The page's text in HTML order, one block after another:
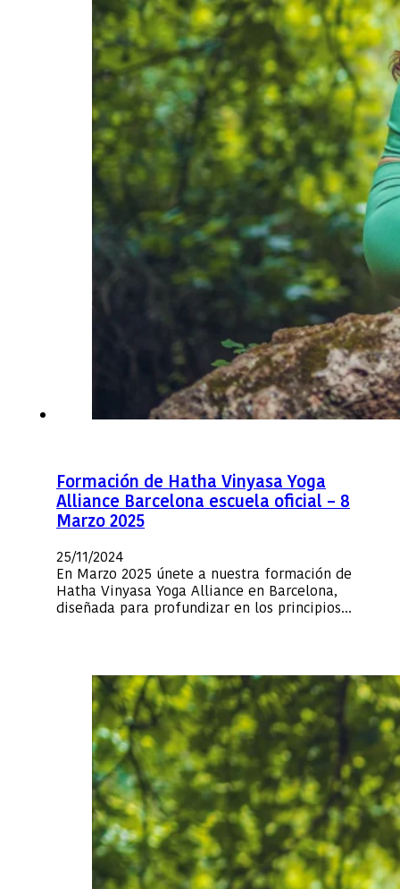
Formación de Hatha Vinyasa Yoga
Alliance Barcelona escuela oficial – 8
Marzo 2025
25/11/2024
En Marzo 2025 únete a nuestra formación de
Hatha Vinyasa Yoga Alliance en Barcelona,
diseñada para profundizar en los principios…